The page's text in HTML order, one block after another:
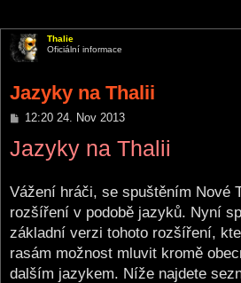
Thalie
Oficiální informace
Jazyky na Thalii
P
s
t
12:20 24. Nov 2013
Jazyky na Thalii
Vážení hráči, se spuštěním Nové
rozšíření v podobě jazyků. Nyní
základní verzi tohoto rozšíření,
rasám možnost mluvit kromě
dalším jazykem. Níže najdete